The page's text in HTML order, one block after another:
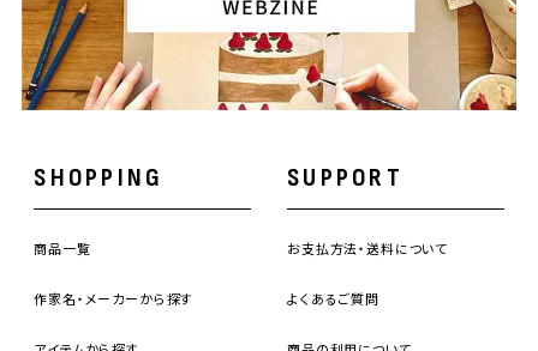
SHOPPING
商品一覧
作家名・メーカーから探す
SUPPORT
お支払方法・送料について
よくあるご質問